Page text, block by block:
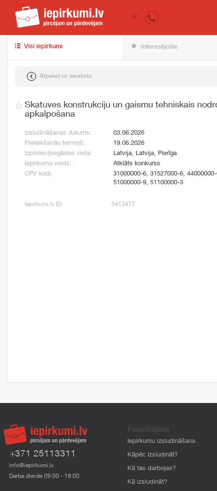
iepirkumi.lv
LV
Visi iepirkumi Interesējošie
Atpakaļ uz sarakstu
Skatuves konstrukciju un gaismu tehniskais
apkalpošana
Izsludināšanas datums:
03.06.2026
Pieteikšanās termiņš:
19.06.2026
Izpildes/piegādes vieta:
Latvija, Latvija, Pierīga
Iepirkuma veids:
Atklāts konkurss
CPV kodi:
31000000-6, 31527000-6,
51000000-9, 51100000-3
Iepirkumi.lv ID: 5413477
+371 25113311
info@iepirkumi.lv
Darba dienās 09:00 - 18:00
Pasūtītājiem
Iepirkumu izsludināšana
Kāpēc izsludināt?
Kā tas darbojas?
Kā izsludināt?